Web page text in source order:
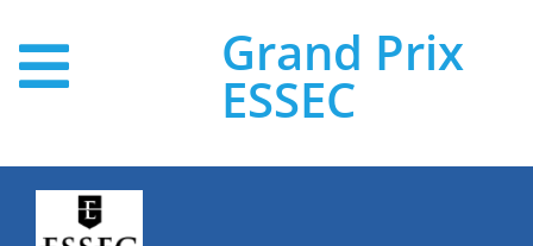
Grand Prix
ESSEC